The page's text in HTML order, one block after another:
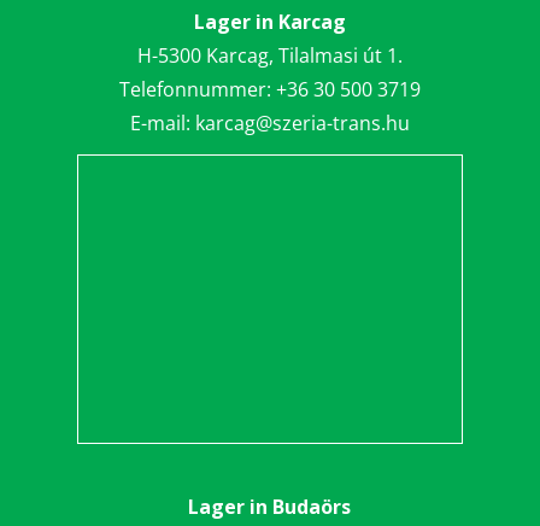
Lager in Karcag
H-5300 Karcag, Tilalmasi út 1.
Telefonnummer: +36 30 500 3719
E-mail: karcag@szeria-trans.hu
Lager in Budaörs